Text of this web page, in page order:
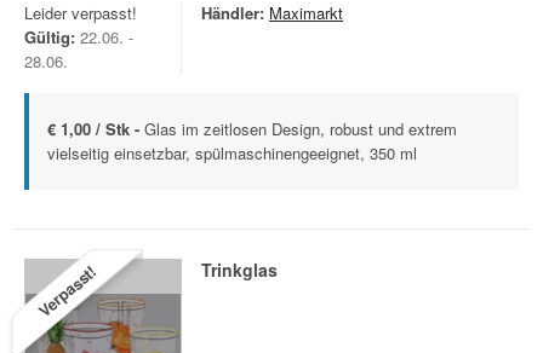
Leider verpasst!
Gültig: 22.06. -
28.06.
Händler: Maximarkt
€ 1,00 / Stk - Glas im zeitlosen Design, robust und extrem
vielseitig einsetzbar, spülmaschinengeeignet, 350 ml
Verpasst! Trinkglas